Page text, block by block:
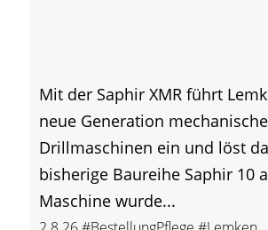
Mit der Saphir XMR führt
neue Generation
Drillmaschinen ein und löst
bisherige Baureihe Saphir 10
Maschine wurde...